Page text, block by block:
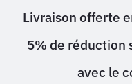
Livraison offerte
5% de réduction
avec le